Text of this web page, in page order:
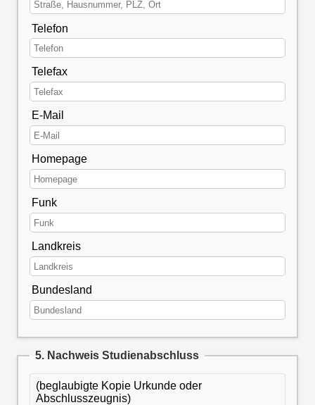
Telefon
Telefax
E-Mail
Homepage
Funk
Landkreis
Bundesland
5. Nachweis Studienabschluss
(beglaubigte Kopie Urkunde oder
Abschlusszeugnis)